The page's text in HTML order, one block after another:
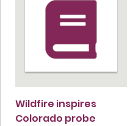
Wildfire inspires
Colorado probe